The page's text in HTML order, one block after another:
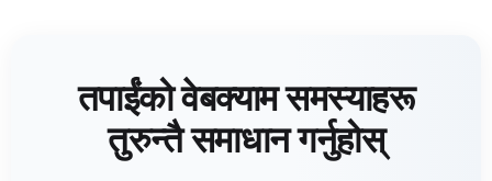
तपाईंको वेबक्याम समस्याहरू
तुरुन्तै समाधान गर्नुहोस्